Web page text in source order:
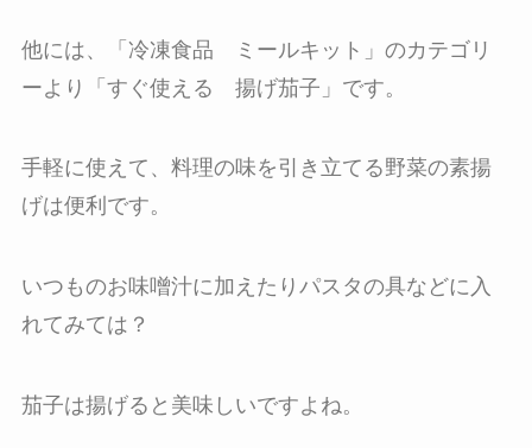
他には、「冷凍食品 ミールキット」のカテゴリ
ーより「すぐ使える 揚げ茄子」です。
手軽に使えて、料理の味を引き立てる野菜の素揚
げは便利です。
いつものお味噌汁に加えたりパスタの具などに入
れてみては？
茄子は揚げると美味しいですよね。